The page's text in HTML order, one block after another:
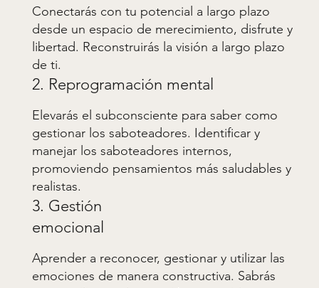
Conectarás con tu potencial a largo plazo
desde un espacio de merecimiento, disfrute y
libertad. Reconstruirás la visión a largo plazo
de ti.
2. Reprogramación mental
Elevarás el subconsciente para saber como
gestionar los saboteadores. Identificar y
manejar los saboteadores internos,
promoviendo pensamientos más saludables y
realistas.
3. Gestión
emocional
Aprender a reconocer, gestionar y utilizar las
emociones de manera constructiva. Sabrás